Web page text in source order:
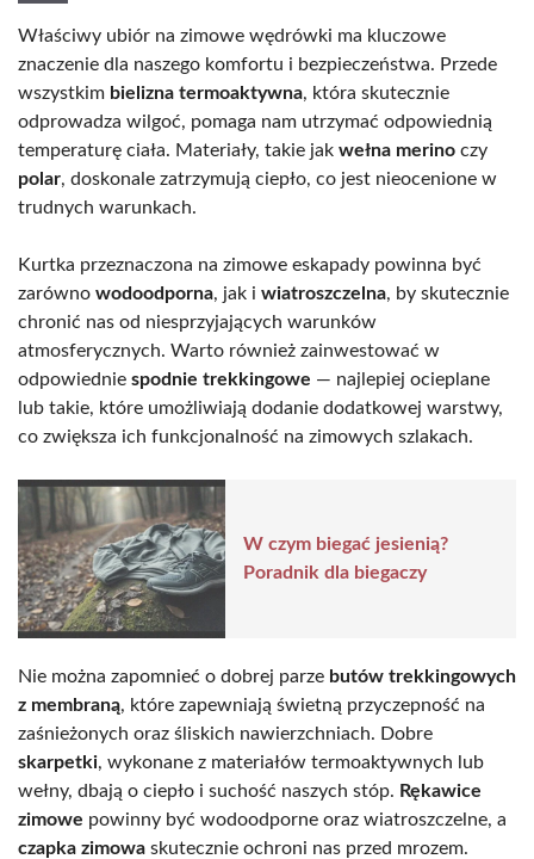
Właściwy ubiór na zimowe wędrówki ma kluczowe
znaczenie dla naszego komfortu i bezpieczeństwa. Przede
wszystkim bielizna termoaktywna, która skutecznie
odprowadza wilgoć, pomaga nam utrzymać odpowiednią
temperaturę ciała. Materiały, takie jak wełna merino czy
polar, doskonale zatrzymują ciepło, co jest nieocenione w
trudnych warunkach.
Kurtka przeznaczona na zimowe eskapady powinna być
zarówno wodoodporna, jak i wiatroszczelna, by skutecznie
chronić nas od niesprzyjających warunków
atmosferycznych. Warto również zainwestować w
odpowiednie spodnie trekkingowe — najlepiej ocieplane
lub takie, które umożliwiają dodanie dodatkowej warstwy,
co zwiększa ich funkcjonalność na zimowych szlakach.
W czym biegać jesienią?
Poradnik dla biegaczy
Nie można zapomnieć o dobrej parze butów trekkingowych
z membraną, które zapewniają świetną przyczepność na
zaśnieżonych oraz śliskich nawierzchniach. Dobre
skarpetki, wykonane z materiałów termoaktywnych lub
wełny, dbają o ciepło i suchość naszych stóp. Rękawice
zimowe powinny być wodoodporne oraz wiatroszczelne, a
czapka zimowa skutecznie ochroni nas przed mrozem.